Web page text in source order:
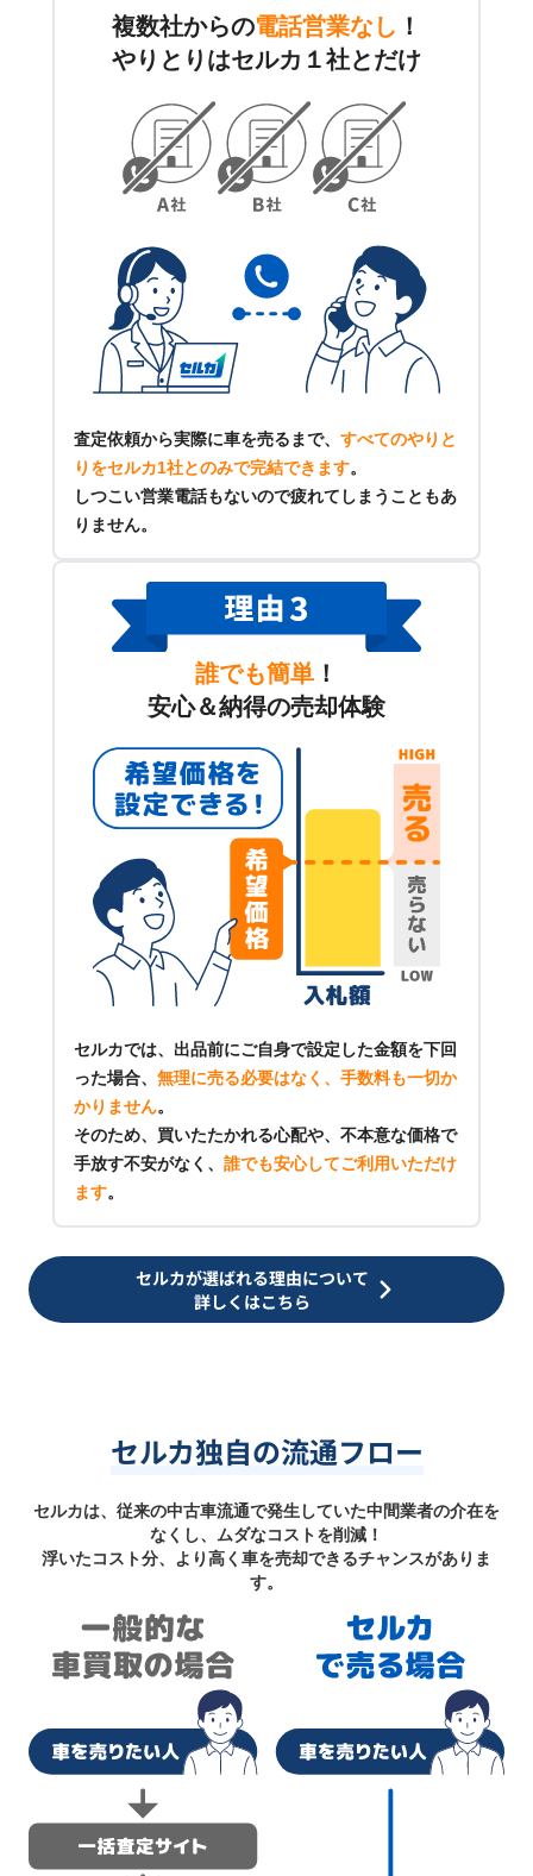
複数社からの電話営業なし ！
やりとりはセルカ１社とだけ
査定依頼から実際に車を売るまで、 すべてのやりと
りをセルカ1社とのみで完結できます。
しつこい営業電話もないので疲れてしまうこともあ
りません。
誰でも簡単 ！
安心＆納得の売却体験
セルカでは、出品前にご自身で設定した金額を下回
った場合、 無理に売る必要はなく、手数料も一切か
かりません。
そのため、買いたたかれる心配や、不本意な価格で
手放す不安がなく、 誰でも安心してご利用いただけ
ます。
セルカが選ばれる理由について
詳しくはこちら
セルカ独自の流通フロー
セルカは、従来の中古車流通で発生していた中間業者の介在を
なくし、ムダなコストを削減！
浮いたコスト分、より高く車を売却できるチャンスがありま
す。